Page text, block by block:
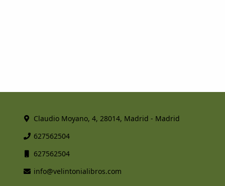
Claudio Moyano, 4, 28014, Madrid - Madrid
627562504
627562504
info@velintonialibros.com